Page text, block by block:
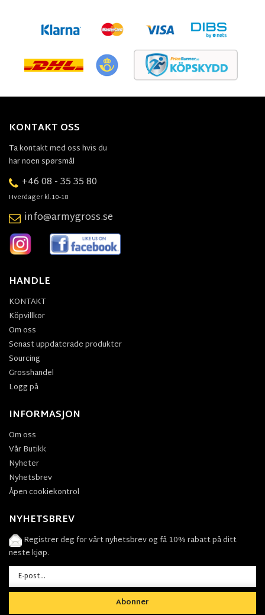
KONTAKT OSS
Ta kontakt med oss hvis du
har noen spørsmål
+46 08 - 35 35 80
Hverdager kl.10-18
info@armygross.se
HANDLE
KONTAKT
Köpvillkor
Om oss
Senast uppdaterade produkter
Sourcing
Grosshandel
Logg på
INFORMASJON
Om oss
Vår Butikk
Nyheter
Nyhetsbrev
Åpen cookiekontrol
NYHETSBREV
Registrer deg for vårt nyhetsbrev og få 10% rabatt på ditt
neste kjøp.
Abonner